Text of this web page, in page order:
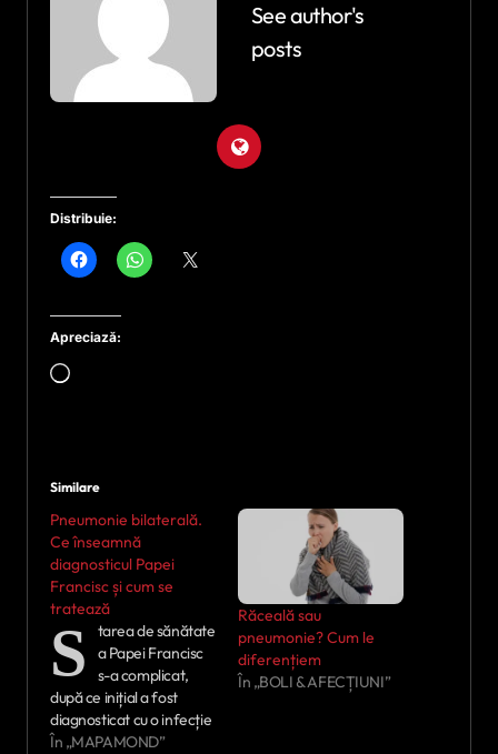
See author's
posts
Distribuie:
Apreciază:
Încarc...
Similare
Pneumonie bilaterală.
Ce înseamnă
diagnosticul Papei
Francisc și cum se
tratează
S
tarea de sănătate
a Papei Francisc
s-a complicat,
după ce inițial a fost
diagnosticat cu o infecție
polimicrobiană la nivelul
În „MAPAMOND”
Răceală sau
pneumonie? Cum le
diferențiem
În „BOLI & AFECȚIUNI”